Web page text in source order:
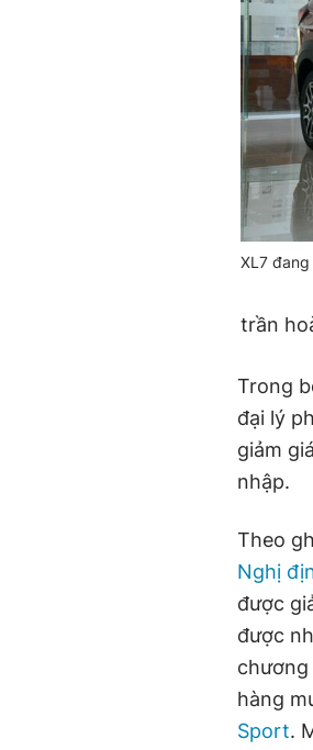
XL7
trần
Trong
đại lý
giảm
nhập.
Theo
Nghị
được
được
hàng
Sport.